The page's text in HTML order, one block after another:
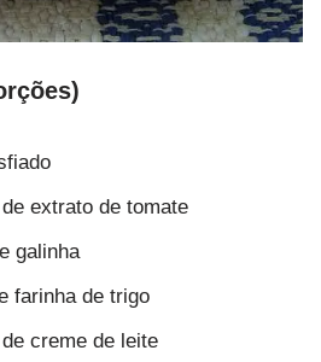
extrato de tomate
galinha
farinha de trigo
creme de leite